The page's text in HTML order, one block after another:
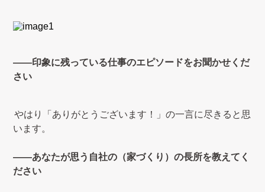
――印象に残っている仕事のエピソードをお聞かせくだ
さい
やはり「ありがとうございます！」の一言に尽きると思
います。
――あなたが思う自社の（家づくり）の長所を教えてく
ださい